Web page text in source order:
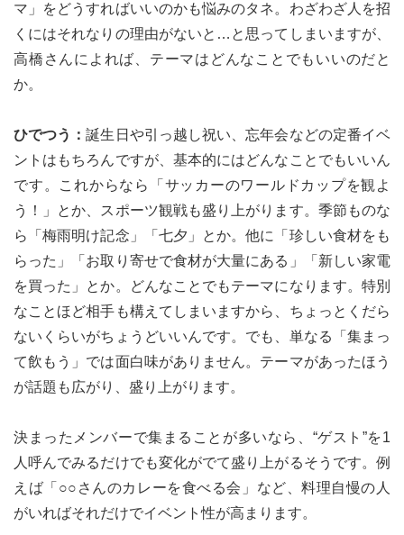
マ」をどうすればいいのかも悩みのタネ。わざわざ人を招
くにはそれなりの理由がないと…と思ってしまいますが、
高橋さんによれば、テーマはどんなことでもいいのだと
か。
ひでつう：誕生日や引っ越し祝い、忘年会などの定番イベ
ントはもちろんですが、基本的にはどんなことでもいいん
です。これからなら「サッカーのワールドカップを観よ
う！」とか、スポーツ観戦も盛り上がります。季節ものな
ら「梅雨明け記念」「七夕」とか。他に「珍しい食材をも
らった」「お取り寄せで食材が大量にある」「新しい家電
を買った」とか。どんなことでもテーマになります。特別
なことほど相手も構えてしまいますから、ちょっとくだら
ないくらいがちょうどいいんです。でも、単なる「集まっ
て飲もう」では面白味がありません。テーマがあったほう
が話題も広がり、盛り上がります。
決まったメンバーで集まることが多いなら、“ゲスト”を1
人呼んでみるだけでも変化がでて盛り上がるそうです。例
えば「○○さんのカレーを食べる会」など、料理自慢の人
がいればそれだけでイベント性が高まります。